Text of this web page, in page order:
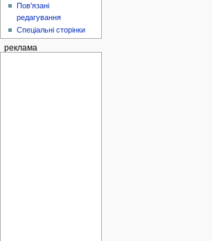
Пов'язані
редагування
Спеціальні сторінки
реклама